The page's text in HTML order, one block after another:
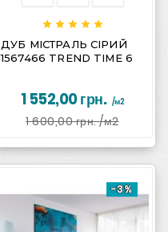
    
ДУБ МІСТРАЛЬ СІРИЙ
1567466 TREND TIME 6
1 552,00 грн. /м2
1 600,00 грн./м2
-3%